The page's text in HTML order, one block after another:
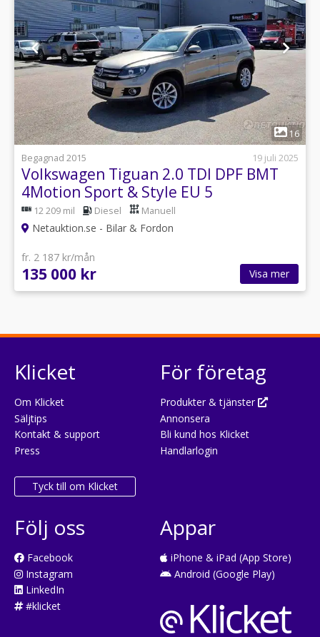
1
16
Begagnad 2015
19 juli 2025
Volkswagen Tiguan 2.0 TDI DPF BMT
4Motion Sport & Style EU 5
12 209 mil Diesel Manuell
Netauktion.se - Bilar & Fordon
fr. 2 187 kr/mån
135 000 kr Visa mer
Klicket
Om Klicket
Säljtips
Kontakt & support
Press
Tyck till om Klicket
För företag
Produkter & tjänster
Annonsera
Bli kund hos Klicket
Handlarlogin
Följ oss
Facebook
Instagram
LinkedIn
#klicket
Appar
iPhone & iPad (App Store)
Android (Google Play)